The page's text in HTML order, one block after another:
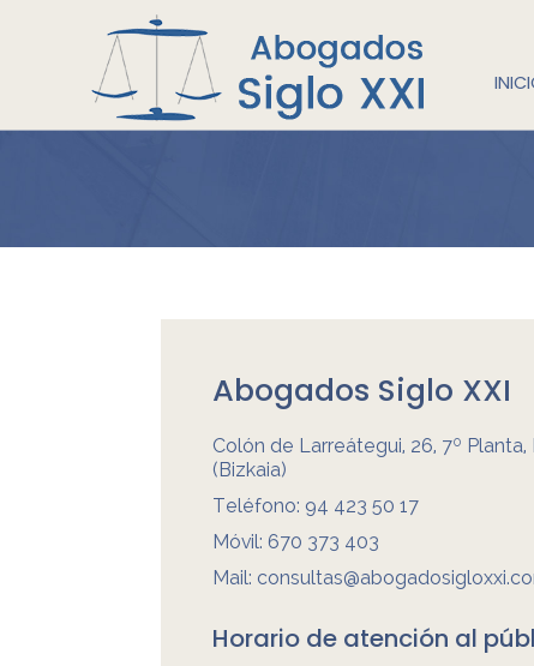
Abogados Siglo XXI
Colón de Larreátegui, 26, 7º
(Bizkaia)
Teléfono: 94 423 50 17
Móvil: 670 373 403
Mail:
Horario de atención al